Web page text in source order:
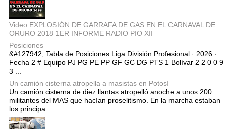
Video EXPLOSIÓN DE GARRAFA DE GAS EN EL CARNAVAL DE
ORURO 2018 1ER INFORME RADIO PIO XII
Posiciones
&#127942; Tabla de Posiciones Liga División Profesional · 2026 ·
Fecha 2 # Equipo PJ PG PE PP GF GC DG PTS 1 Bolívar 2 2 0 0 9
3 ...
Un camión cisterna atropella a masistas en Potosí
Un camión cisterna de diez llantas atropelló anoche a unos 200
militantes del MAS que hacían proselitismo. En la marcha estaban
los principa...